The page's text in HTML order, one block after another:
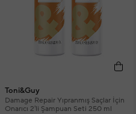
Toni&Guy
Damage Repair Yıpranmış Saçlar İçin
Onarıcı 2'li Şampuan Seti 250 ml